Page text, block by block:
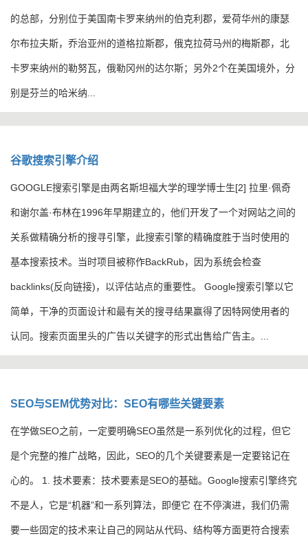
的总部，分别位于美国南卡罗来纳州的伯克利郡，爱荷华州的康瑟
尔布拉夫斯，乔治亚州的道格拉斯郡，俄克拉荷马州的梅斯郡，北
卡罗来纳州的勒努瓦，俄勒冈州的达尔斯；另外2个在美国境外，分
别是芬兰的哈米纳...
谷歌搜索引擎介绍
​GOOGLE搜索引擎是由两名斯坦福大学的理学博士生[2] 拉里·佩奇
和谢尔盖·布林在1996年早期建立的，他们开发了一个对网站之间的
关系做精确分析的搜寻引擎，此搜索引擎的精确度胜于当时使用的
基本搜索技术。当时项目被称作BackRub，因为系统会检查
backlinks(反向链接)，以评估站点的重要性。 Google搜索引擎以它
简单，干净的页面设计和最有关的搜寻结果赢得了因特网使用者的
认同。搜索页面里头的广告以关键字的形式出售给广告主。...
SEO与SEM优势对比：SEO有哪些关键要素
​在学做SEO之前，一定要明确SEO虽然是一系列优化的过程，但它
是个完整的推广战略，因此，SEO的几个关键要素是一定要铭记在
心的。 1. 技术要素：技术要素是SEO的基础。Google搜索引擎终究
不是人，它是“机器”和一系列算法，即便它 在不停演进，我们仍需
要一些固定的技术来让自己的网站从代码、结构等方面更符合搜索